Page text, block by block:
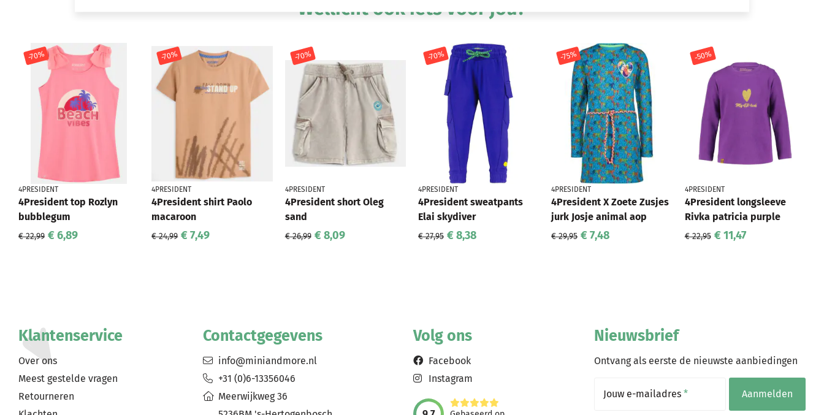
Wellicht ook iets voor jou?
-70%
4PRESIDENT
4President top Rozlyn
bubblegum
€ 22,99 € 6,89
-70%
4PRESIDENT
4President shirt Paolo
macaroon
€ 24,99 € 7,49
-70%
4PRESIDENT
4President short Oleg
sand
€ 26,99 € 8,09
-70%
4PRESIDENT
4President sweatpants
Elai skydiver
€ 27,95 € 8,38
-75%
4PRESIDENT
4President X Zoete Zusjes
jurk Josje animal aop
€ 29,95 € 7,48
-50%
4PRESIDENT
4President longsleeve
Rivka patricia purple
€ 22,95 € 11,47
Klantenservice
Over ons
Meest gestelde vragen
Retourneren
Contactgegevens
info@miniandmore.nl
+31 (0)6-13356046
Meerwijkweg 36
Volg ons
Facebook
Instagram
Nieuwsbrief
Ontvang als eerste de nieuwste aanbiedingen
Jouw e-mailadres * Aanmelden